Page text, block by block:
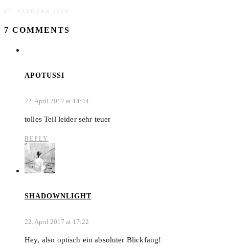
27. FEBRUAR 2020
7 COMMENTS
APOTUSSI
22. April 2017 at 14:44
tolles Teil leider sehr teuer
REPLY
SHADOWNLIGHT
22. April 2017 at 17:22
Hey, also optisch ein absoluter Blickfang!